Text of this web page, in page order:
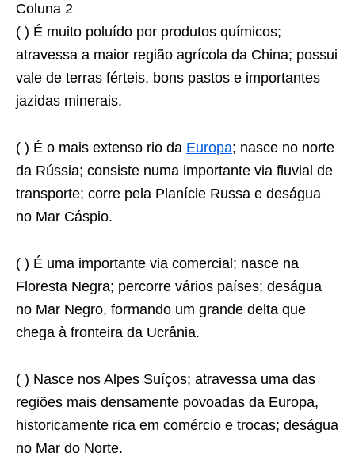
Coluna 2
( ) É muito poluído por produtos químicos;
atravessa a maior região agrícola da China; possui
vale de terras férteis, bons pastos e importantes
jazidas minerais.
( ) É o mais extenso rio da Europa; nasce no norte
da Rússia; consiste numa importante via ﬂuvial de
transporte; corre pela Planície Russa e deságua
no Mar Cáspio.
( ) É uma importante via comercial; nasce na
Floresta Negra; percorre vários países; deságua
no Mar Negro, formando um grande delta que
chega à fronteira da Ucrânia.
( ) Nasce nos Alpes Suíços; atravessa uma das
regiões mais densamente povoadas da Europa,
historicamente rica em comércio e trocas; deságua
no Mar do Norte.